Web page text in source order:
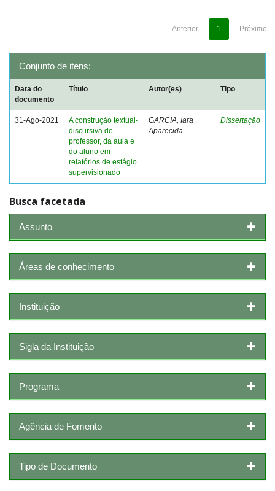
Anterior 1 Próximo
Conjunto de itens:
Data do
documento
Título Autor(es) Tipo
31-Ago-2021
A construção textual-
discursiva do
professor, da aula e
do aluno em
relatórios de estágio
supervisionado
GARCIA, Iara
Aparecida
Dissertação
Busca facetada
Assunto
Áreas de conhecimento
Instituição
Sigla da Instituição
Programa
Agência de Fomento
Tipo de Documento